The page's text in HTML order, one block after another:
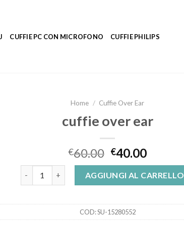
CUFFIE PC CON MICROFONO CUFFIE PHILIPS
Home / Cuffie Over Ear
cuffie over ear
€60.00 €40.00
AGGIUNGI AL CARRELLO
COD:SU-15280552